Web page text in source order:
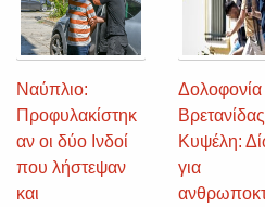
Ναύπλιο:
Προφυλακίστηκ
αν οι δύο Ινδοί
που λήστεψαν
και
Δολοφονία
Κυψέλη:
για